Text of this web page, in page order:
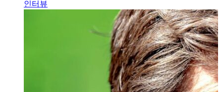
인터뷰